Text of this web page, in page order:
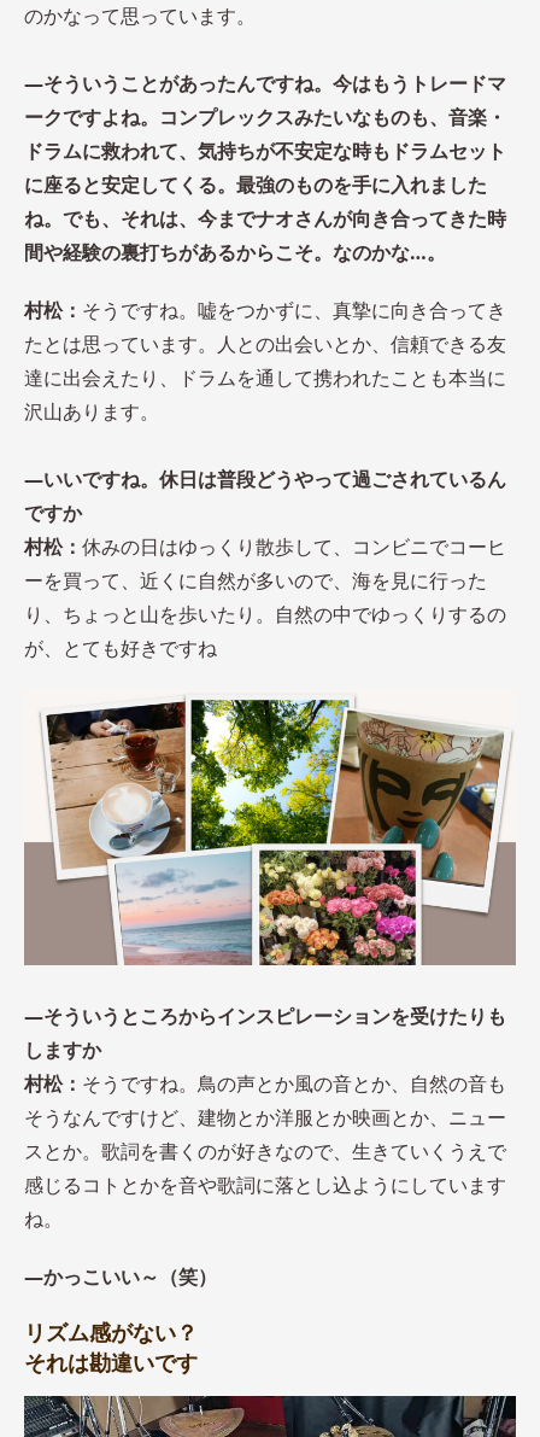
のかなって思っています。
―そういうことがあったんですね。今はもうトレードマ
ークですよね。コンプレックスみたいなものも、音楽・
ドラムに救われて、気持ちが不安定な時もドラムセット
に座ると安定してくる。最強のものを手に入れました
ね。でも、それは、今までナオさんが向き合ってきた時
間や経験の裏打ちがあるからこそ。なのかな…。
村松： そうですね。嘘をつかずに、真摯に向き合ってき
たとは思っています。人との出会いとか、信頼できる友
達に出会えたり、ドラムを通して携われたことも本当に
沢山あります。
―いいですね。休日は普段どうやって過ごされているん
ですか
村松： 休みの日はゆっくり散歩して、コンビニでコーヒ
ーを買って、近くに自然が多いので、海を見に行った
り、ちょっと山を歩いたり。自然の中でゆっくりするの
が、とても好きですね
―そういうところからインスピレーションを受けたりも
しますか
村松： そうですね。鳥の声とか風の音とか、自然の音も
そうなんですけど、建物とか洋服とか映画とか、ニュー
スとか。歌詞を書くのが好きなので、生きていくうえで
感じるコトとかを音や歌詞に落とし込ようにしています
ね。
―かっこいい～（笑）
リズム感がない？
それは勘違いです